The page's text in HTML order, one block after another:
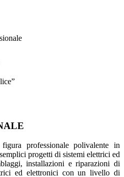
professionale polivalente in
progetti di sistemi elettrici ed
installazioni e riparazioni di
ed elettronici con un livello di